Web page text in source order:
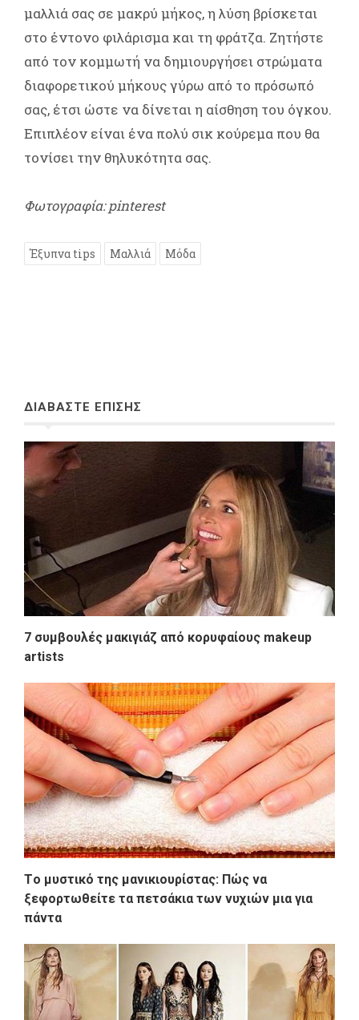
μαλλιά σας σε μακρύ μήκος, η λύση βρίσκεται
στο έντονο φιλάρισμα και τη φράτζα. Ζητήστε
από τον κομμωτή να δημιουργήσει στρώματα
διαφορετικού μήκους γύρω από το πρόσωπό
σας, έτσι ώστε να δίνεται η αίσθηση του όγκου.
Επιπλέον είναι ένα πολύ σικ κούρεμα που θα
τονίσει την θηλυκότητα σας.
Φωτογραφία: pinterest
Έξυπνα tips Μαλλιά Μόδα
ΔΙΑΒΑΣΤΕ ΕΠΙΣΗΣ
7 συμβουλές μακιγιάζ από κορυφαίους makeup
artists
Tο μυστικό της μανικιουρίστας: Πώς να
ξεφορτωθείτε τα πετσάκια των νυχιών μια για
πάντα